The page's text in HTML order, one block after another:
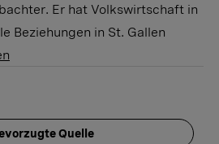
Er hat Volkswirtschaft in
Beziehungen in St. Gallen
Quelle